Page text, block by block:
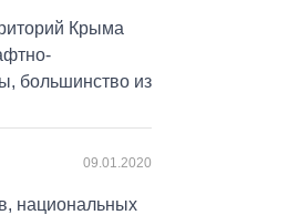
Крыма
большинство из
09.01.2020
национальных